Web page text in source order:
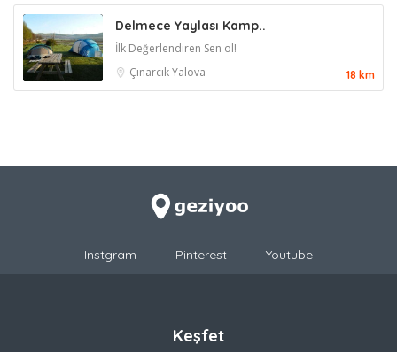
Delmece Yaylası Kamp..
İlk Değerlendiren Sen ol!
ÇınarcıkYalova 18 km
Instgram Pinterest Youtube
Keşfet